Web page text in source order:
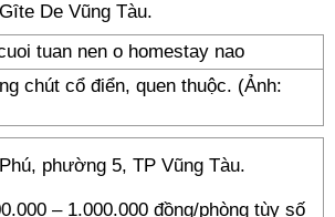
De Vũng Tàu.
chút cổ điển, quen thuộc. (Ảnh:
phường 5, TP Vũng Tàu.
– 1.000.000 đồng/phòng tùy số